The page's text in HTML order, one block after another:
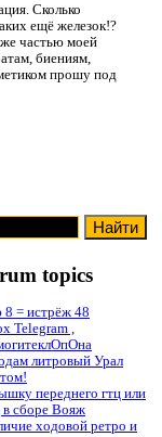
Сколько
ещё железок!?
частью моей
биениям,
прошу под
topics
8 = истрёж 48
Telegram ,
литровый Урал
переднего гтц или
в сборе Вояж
ходовой ретро и